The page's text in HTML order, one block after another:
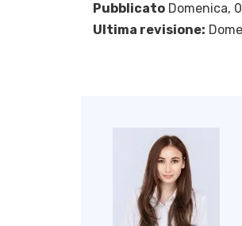
Pubblicato Domenica,
Ultima revisione: